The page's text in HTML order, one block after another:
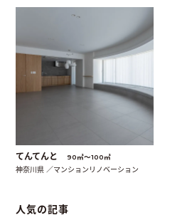
てんてんと 90㎡〜100㎡
神奈川県 ／マンションリノベーション
人気の記事